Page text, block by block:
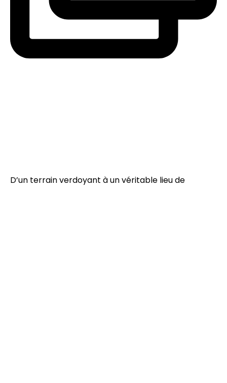
D’un terrain verdoyant à un véritable lieu de